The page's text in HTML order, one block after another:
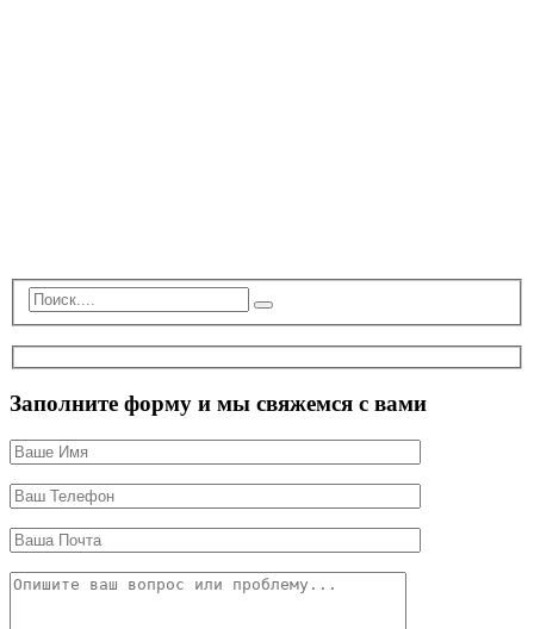
Заполните форму и мы свяжемся с вами